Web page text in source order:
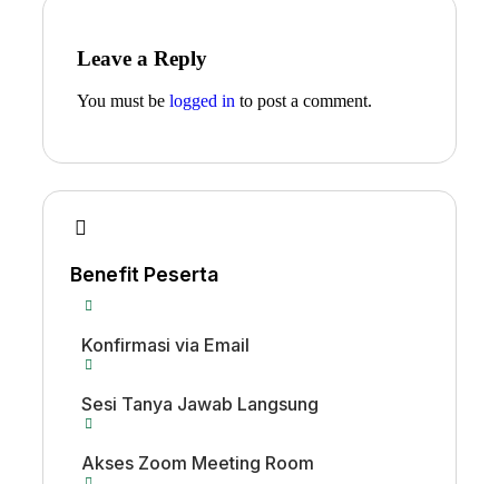
Leave a Reply
You must be logged into post a comment.
Benefit Peserta
Konfirmasi via Email
Sesi Tanya Jawab Langsung
Akses Zoom Meeting Room